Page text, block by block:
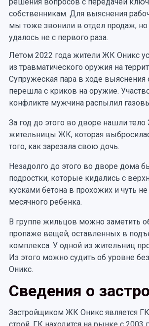
собственникам. Для выяснения
мы тоже звонили в отдел продаж, но
удалось не с первого раза.
Летом 2022 года жители ЖК Оникс
из травматического оружия на
Супружеская пара в ходе
перешла с криков на оружие.
конфликте мужчина распылил
За год до этого во дворе нашли тело
жительницы ЖК, которая
того, как зарезала свою дочь.
Незадолго до этого во дворе дома
подростки, которые кидались с
кусками бетона в прохожих и чуть
месячного ребенка.
В группе жильцов можно заметить
пропаже вещей, оставленных в
комплекса. У одной из жительниц
Из этого можно судить об уровне
Оникс.
Сведения о
Застройщиком ЖК Оникс является